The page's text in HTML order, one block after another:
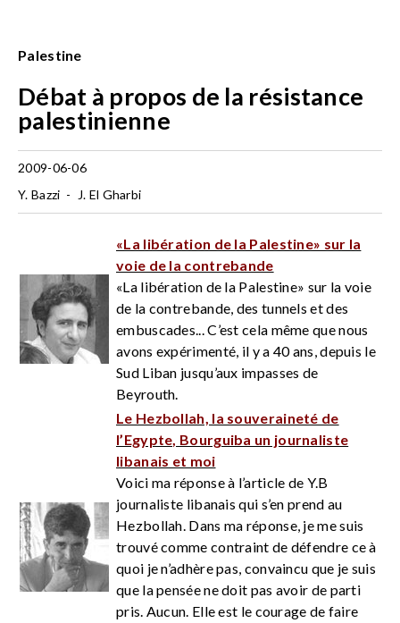
Palestine
Débat à propos de la résistance
palestinienne
2009-06-06
Y. Bazzi - J. El Gharbi
«La libération de la Palestine» sur la
voie de la contrebande
«La libération de la Palestine» sur la voie
de la contrebande, des tunnels et des
embuscades... C’est cela même que nous
avons expérimenté, il y a 40 ans, depuis le
Sud Liban jusqu’aux impasses de
Beyrouth.
Le Hezbollah, la souveraineté de
l’Egypte, Bourguiba un journaliste
libanais et moi
Voici ma réponse à l’article de Y.B
journaliste libanais qui s’en prend au
Hezbollah. Dans ma réponse, je me suis
trouvé comme contraint de défendre ce à
quoi je n’adhère pas, convaincu que je suis
que la pensée ne doit pas avoir de parti
pris. Aucun. Elle est le courage de faire